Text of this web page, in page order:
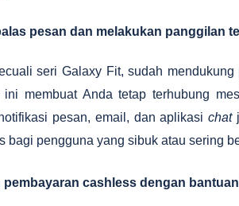
pesan dan melakukan panggilan
seri Galaxy Fit, sudah
ini membuat Anda tetap terhubung
pesan, email, dan aplikasichat
bagi pengguna yang sibuk atau sering
cashless dengan